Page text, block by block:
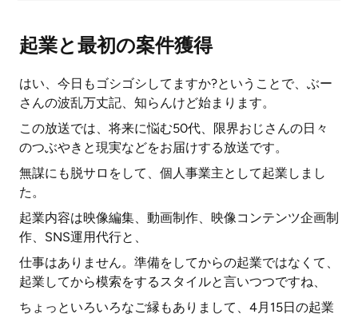
起業と最初の案件獲得
はい、今日もゴシゴシしてますか?ということで、ぶー
さんの波乱万丈記、知らんけど始まります。
この放送では、将来に悩む50代、限界おじさんの日々
のつぶやきと現実などをお届けする放送です。
無謀にも脱サロをして、個人事業主として起業しまし
た。
起業内容は映像編集、動画制作、映像コンテンツ企画制
作、SNS運用代行と、
仕事はありません。準備をしてからの起業ではなくて、
起業してから模索をするスタイルと言いつつですね、
ちょっといろいろなご縁もありまして、4月15日の起業